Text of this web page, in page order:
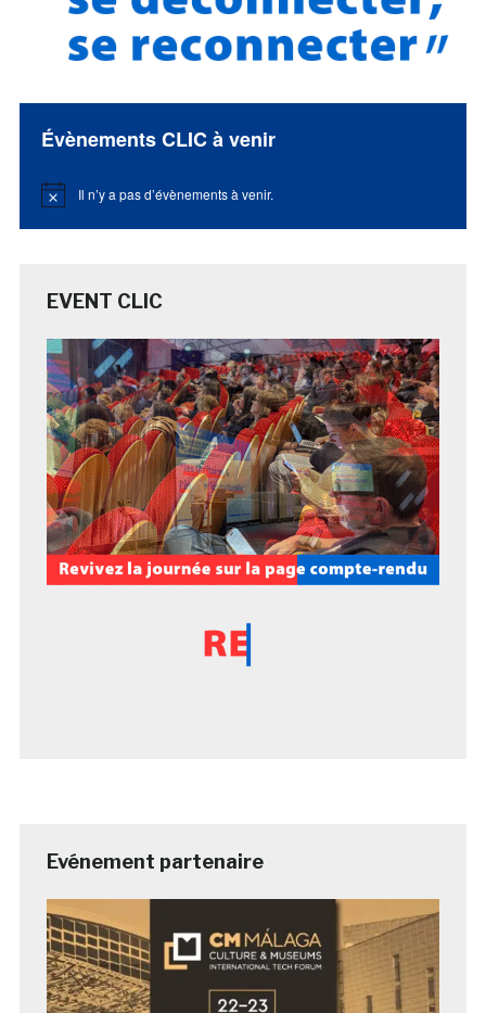
Évènements CLIC à venir
Notice Il n’y a pas d’évènements à venir.
EVENT CLIC
Evénement partenaire